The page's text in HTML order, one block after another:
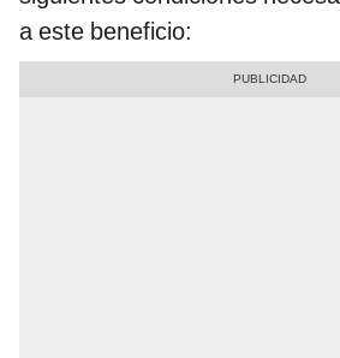
a este beneficio: